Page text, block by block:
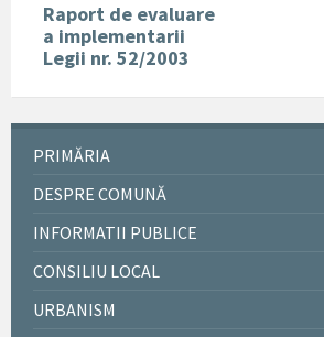
Raport de evaluare
a implementarii
Legii nr. 52/2003
PRIMĂRIA
DESPRE COMUNĂ
INFORMATII PUBLICE
CONSILIU LOCAL
URBANISM